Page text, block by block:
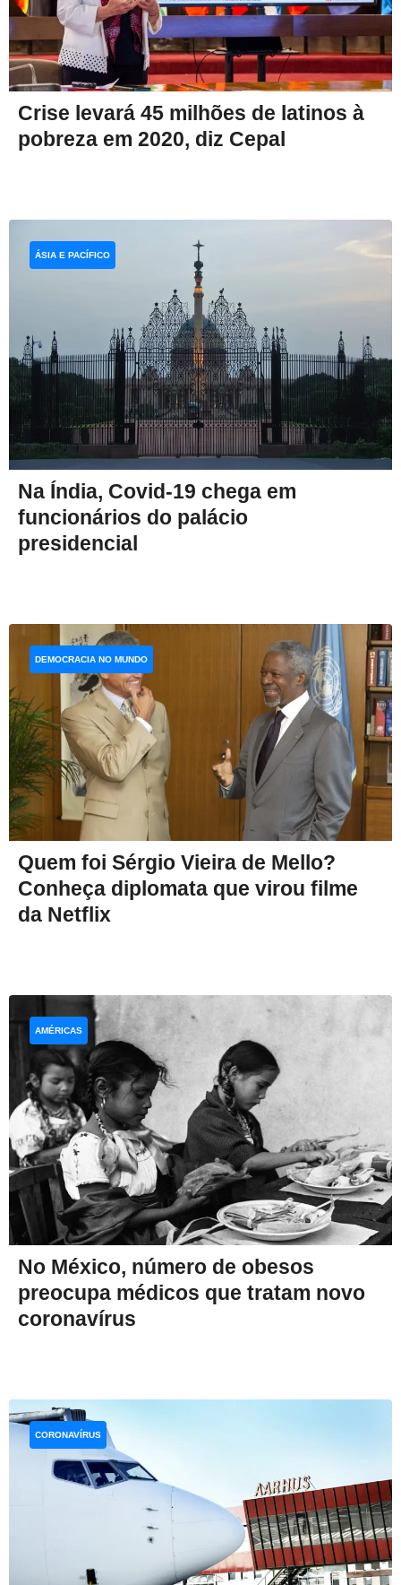
Crise levará 45 milhões de latinos à
pobreza em 2020, diz Cepal
Na Índia, Covid-19 chega em
funcionários do palácio
presidencial
ÁSIA E PACÍFICO
Quem foi Sérgio Vieira de Mello?
Conheça diplomata que virou filme
da Netflix
DEMOCRACIA NO MUNDO
No México, número de obesos
preocupa médicos que tratam novo
coronavírus
AMÉRICAS
CORONAVÍRUS